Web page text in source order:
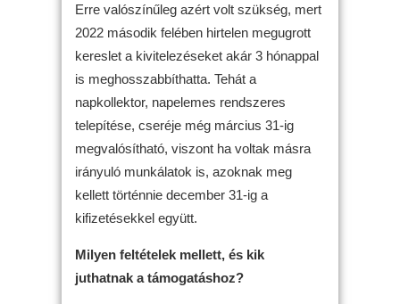
Erre valószínűleg azért volt szükség, mert
2022 második felében hirtelen megugrott
kereslet a kivitelezéseket akár 3 hónappal
is meghosszabbíthatta. Tehát a
napkollektor, napelemes rendszeres
telepítése, cseréje még március 31-ig
megvalósítható, viszont ha voltak másra
irányuló munkálatok is, azoknak meg
kellett történnie december 31-ig a
kifizetésekkel együtt.
Milyen feltételek mellett, és kik
juthatnak a támogatáshoz?